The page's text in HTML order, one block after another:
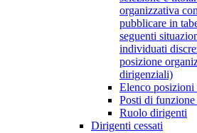
organizzativa
pubblicare in
seguenti
individuati
posizione
dirigenziali)
Elenco
Posti di
Ruolo dirigenti
Dirigenti cessati